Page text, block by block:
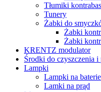
Tłumiki
Tunery
Żabki do
Żabki
Żabki
KRENTZ modulator
Środki do czyszczenia i
Lampki
Lampki na baterie
Lamki na prąd